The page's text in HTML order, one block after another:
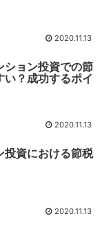
2020.11.13
ション投資での節
い？成功するポイ
2020.11.13
投資における節税
2020.11.13